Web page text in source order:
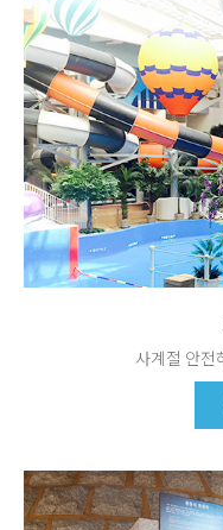
사계절 안전